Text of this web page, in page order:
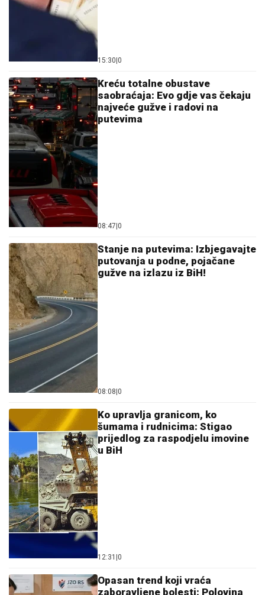
15:30 0
Kreću totalne obustave
saobraćaja: Evo gdje vas čekaju
najveće gužve i radovi na
putevima
08:47 0
Stanje na putevima: Izbjegavajte
putovanja u podne, pojačane
gužve na izlazu iz BiH!
08:08 0
Ko upravlja granicom, ko
šumama i rudnicima: Stigao
prijedlog za raspodjelu imovine
u BiH
12:31 0
Opasan trend koji vraća
zaboravljene bolesti: Polovina